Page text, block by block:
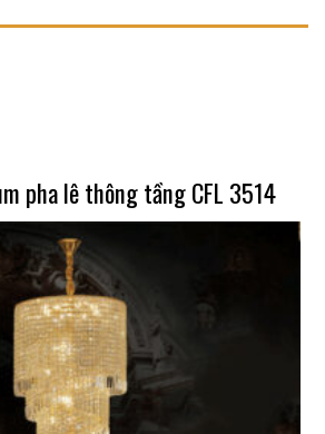
pha lê thông tầng CFL 3514